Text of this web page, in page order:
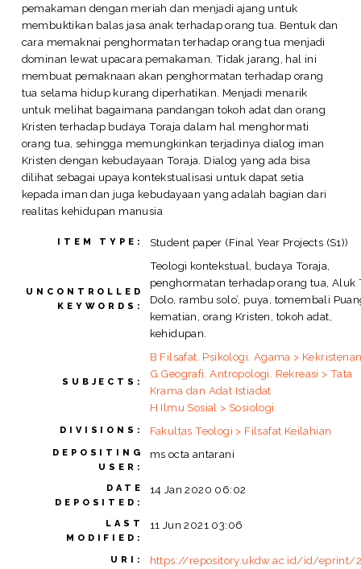
pemakaman dengan meriah dan menjadi ajang untuk
membuktikan balas jasa anak terhadap orang tua. Bentuk dan
cara memaknai penghormatan terhadap orang tua menjadi
dominan lewat upacara pemakaman. Tidak jarang, hal ini
membuat pemaknaan akan penghormatan terhadap orang
tua selama hidup kurang diperhatikan. Menjadi menarik
untuk melihat bagaimana pandangan tokoh adat dan orang
Kristen terhadap budaya Toraja dalam hal menghormati
orang tua, sehingga memungkinkan terjadinya dialog iman
Kristen dengan kebudayaan Toraja. Dialog yang ada bisa
dilihat sebagai upaya kontekstualisasi untuk dapat setia
kepada iman dan juga kebudayaan yang adalah bagian dari
realitas kehidupan manusia
ITEM TYPE: Student paper (Final Year Projects (S1))
UNCONTROLLED
KEYWORDS:
Teologi kontekstual, budaya Toraja,
penghormatan terhadap orang tua, Aluk
Dolo, rambu solo’, puya, tomembali
kematian, orang Kristen, tokoh adat,
kehidupan.
SUBJECTS:
B Filsafat. Psikologi. Agama >
G Geografi. Antropologi. Rekreasi > Tata
Krama dan Adat Istiadat
H Ilmu Sosial > Sosiologi
DIVISIONS: Fakultas Teologi > Filsafat Keilahian
DEPOSITING
USER:
ms octa antarani
DATE
DEPOSITED:
14 Jan 2020 06:02
LAST
MODIFIED:
11 Jun 2021 03:06
URI: https://repository.ukdw.ac.id/id/eprint/